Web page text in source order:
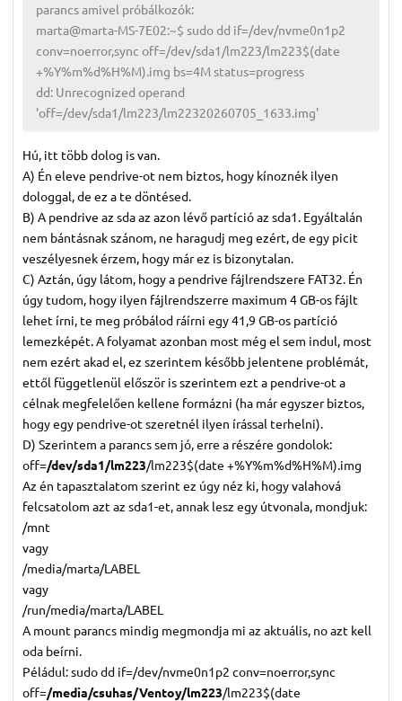
parancs amivel próbálkozók:
marta@marta-MS-7E02:~$ sudo dd if=/dev/nvme0n1p2
conv=noerror,sync off=/dev/sda1/lm223/lm223$(date
+%Y%m%d%H%M).img bs=4M status=progress
dd: Unrecognized operand
'off=/dev/sda1/lm223/lm22320260705_1633.img'
Hú, itt több dolog is van.
A) Én eleve pendrive-ot nem biztos, hogy kínoznék ilyen
dologgal, de ez a te döntésed.
B) A pendrive az sda az azon lévő partíció az sda1. Egyáltalán
nem bántásnak szánom, ne haragudj meg ezért, de egy picit
veszélyesnek érzem, hogy már ez is bizonytalan.
C) Aztán, úgy látom, hogy a pendrive fájlrendszere FAT32. Én
úgy tudom, hogy ilyen fájlrendszerre maximum 4 GB-os fájlt
lehet írni, te meg próbálod ráírni egy 41,9 GB-os partíció
lemezképét. A folyamat azonban most még el sem indul, most
nem ezért akad el, ez szerintem később jelentene problémát,
ettől függetlenül először is szerintem ezt a pendrive-ot a
célnak megfelelően kellene formázni (ha már egyszer biztos,
hogy egy pendrive-ot szeretnél ilyen írással terhelni).
D) Szerintem a parancs sem jó, erre a részére gondolok:
off=/dev/sda1/lm223/lm223$(date +%Y%m%d%H%M).img
Az én tapasztalatom szerint ez úgy néz ki, hogy valahová
felcsatolom azt az sda1-et, annak lesz egy útvonala, mondjuk:
/mnt
vagy
/media/marta/LABEL
vagy
/run/media/marta/LABEL
A mount parancs mindig megmondja mi az aktuális, no azt kell
oda beírni.
Péládul: sudo dd if=/dev/nvme0n1p2 conv=noerror,sync
off=/media/csuhas/Ventoy/lm223/lm223$(date